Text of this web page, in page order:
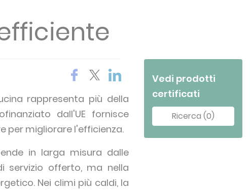
rappresenta più della
dall'UE fornisce
per migliorare l'efficienza.
in larga misura dalle
servizio offerto, ma nella
Nei climi più caldi, la
Vedi prodotti
certificati
Ricerca (0)